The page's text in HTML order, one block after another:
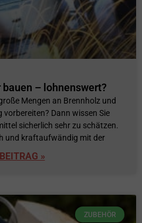
– lohnenswert?
Mengen an Brennholz und
Dann wissen Sie
sicherlich sehr zu schätzen.
und kraftaufwändig mit der
»
ZUBEHÖR